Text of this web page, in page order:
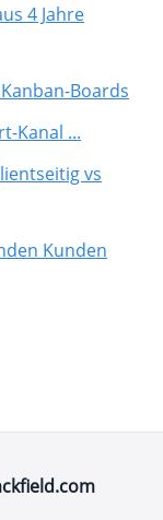
4 Jahre
Boards
Kanal ...
vs
Kunden